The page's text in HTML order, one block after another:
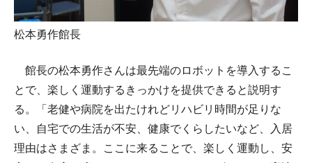
松本勇作館長
館長の松本勇作さんは最先端のロボットを導入するこ
とで、楽しく運動するきっかけを提供できると説明す
る。「老健や病院を出たけれどリハビリ時間が足りな
い、自宅での生活が不安、健康でくらしたいなど、入居
理由はさまざま。ここに来ることで、楽しく運動し、安